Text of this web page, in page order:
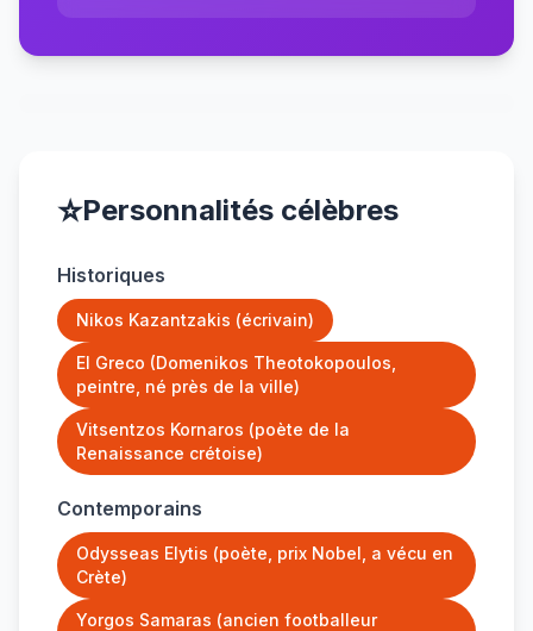
⭐Personnalités célèbres
Historiques
Nikos Kazantzakis (écrivain)
El Greco (Domenikos Theotokopoulos,
peintre, né près de la ville)
Vitsentzos Kornaros (poète de la
Renaissance crétoise)
Contemporains
Odysseas Elytis (poète, prix Nobel, a vécu en
Crète)
Yorgos Samaras (ancien footballeur